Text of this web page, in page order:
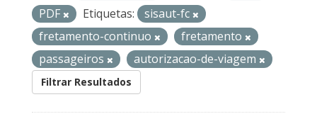
PDF
Etiquetas:
sisaut-fc
fretamento-continuo
fretamento
passageiros
autorizacao-de-viagem
Filtrar Resultados